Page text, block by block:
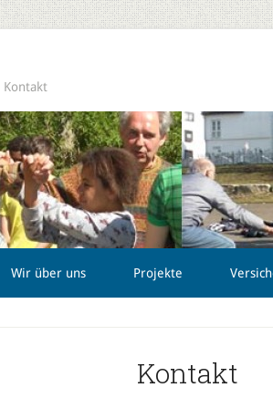
Kontakt
Wir über uns Projekte
Kontakt